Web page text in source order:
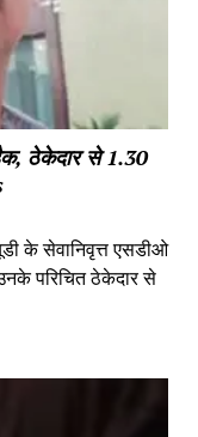
ठेकेदार से 1.30
के सेवानिवृत्त एसडीओ
परिचित ठेकेदार से